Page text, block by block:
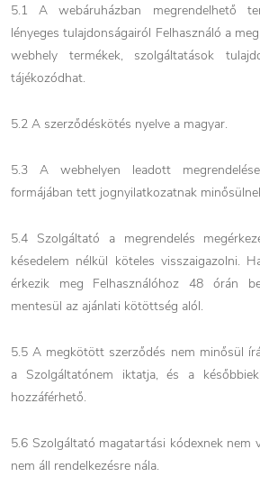
5.1 A webáruházban megrendelhető
lényeges tulajdonságairól Felhasználó a
webhely termékek, szolgáltatások
tájékozódhat.
5.2 A szerződéskötés nyelve a magyar.
5.3 A webhelyen leadott
formájában tett jognyilatkozatnak
5.4 Szolgáltató a megrendelés
késedelem nélkül köteles visszaigazolni.
érkezik meg Felhasználóhoz 48 órán
mentesül az ajánlati kötöttség alól.
5.5 A megkötött szerződés nem minősül
a Szolgáltatónem iktatja, és a
hozzáférhető.
5.6 Szolgáltató magatartási kódexnek nem
nem áll rendelkezésre nála.